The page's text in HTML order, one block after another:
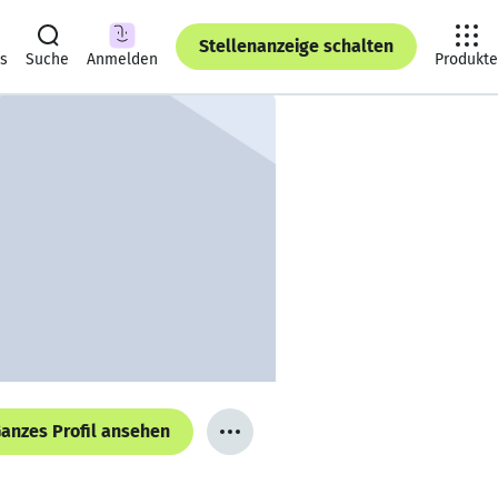
Suche Anmelden
Stellenanzeige schalten
Produkte
Profil ansehen